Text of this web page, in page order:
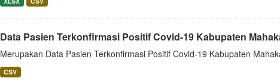
Data Pasien Terkonfirmasi Positif Covid-19 Kabupaten
Merupakan Data Pasien Terkonfirmasi Positif Covid-19 Kabupaten
CSV